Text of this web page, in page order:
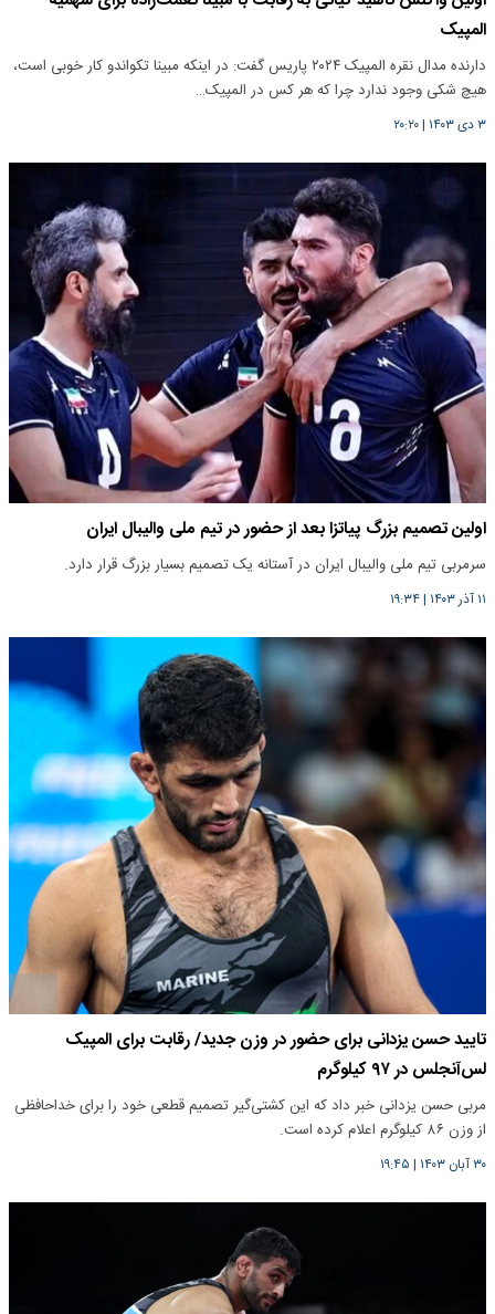
المپیک
دارنده مدال نقره المپیک ۲۰۲۴ پاریس گفت: در اینکه مبینا تکواندو کار خوبی است،
هیچ شکی وجود ندارد چرا که هر کس در المپیک…
۳ دی ۱۴۰۳ |۲۰:۲۰
اولین تصمیم بزرگ پیاتزا بعد از حضور در تیم ملی والیبال ایران
سرمربی تیم ملی والیبال ایران در آستانه یک تصمیم بسیار بزرگ قرار دارد.
۱۱ آذر ۱۴۰۳ |۱۹:۳۴
تایید حسن یزدانی برای حضور در وزن جدید/ رقابت برای المپیک
لس‌آنجلس در ۹۷ کیلوگرم
مربی حسن یزدانی خبر داد که این کشتی‌گیر تصمیم قطعی خود را برای خداحافظی
از وزن ۸۶ کیلوگرم اعلام کرده است.
۳۰ آبان ۱۴۰۳ | ۱۹:۴۵